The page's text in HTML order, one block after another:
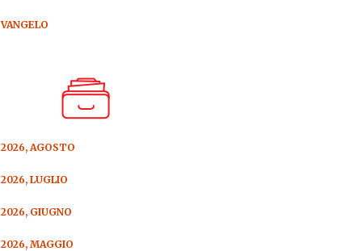
VANGELO
2026, AGOSTO
2026, LUGLIO
2026, GIUGNO
2026, MAGGIO